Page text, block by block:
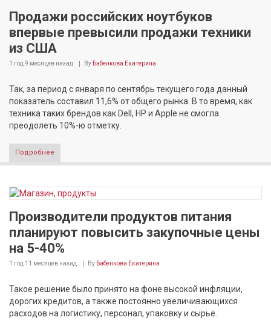
Продажи российских ноутбуков
впервые превысили продажи техники
из США
1 год 9 месяцев назад By Бабенкова Екатерина
Так, за период с января по сентябрь текущего года данный
показатель составил 11,6% от общего рынка. В то время, как
техника таких брендов как Dell, HP и Apple не смогла
преодолеть 10%-ю отметку.
Подробнее
Производители продуктов питания
планируют повысить закупочные цены
на 5-40%
1 год 11 месяцев назад By Бабенкова Екатерина
Такое решение было принято на фоне высокой инфляции,
дорогих кредитов, а также постоянно увеличивающихся
расходов на логистику, персонал, упаковку и сырьё.